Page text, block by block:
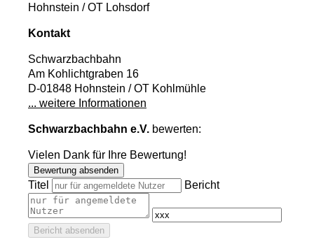
Hohnstein / OT Lohsdorf
Kontakt
Schwarzbachbahn
Am Kohlichtgraben 16
D-01848 Hohnstein / OT Kohlmühle
... weitere Informationen
Schwarzbachbahn e.V. bewerten:
Vielen Dank für Ihre Bewertung!
Bewertung absenden
Titel Bericht
Bericht absenden